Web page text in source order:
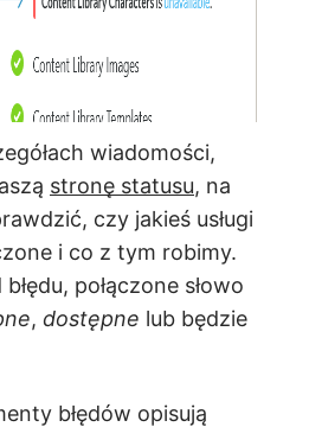
wiadomości,
stronę statusu, na
czy jakieś usługi
i co z tym robimy.
połączone słowo
, dostępne lub będzie
błędów opisują